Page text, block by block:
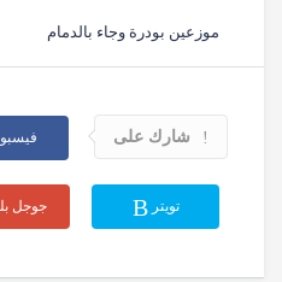
موزعين بودرة وجاء بالدمام
شارك على
تويتر جوجل